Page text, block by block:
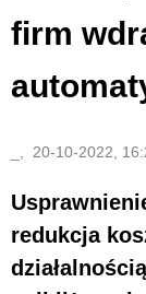
firm
_, 20-10-2022,
redukcja